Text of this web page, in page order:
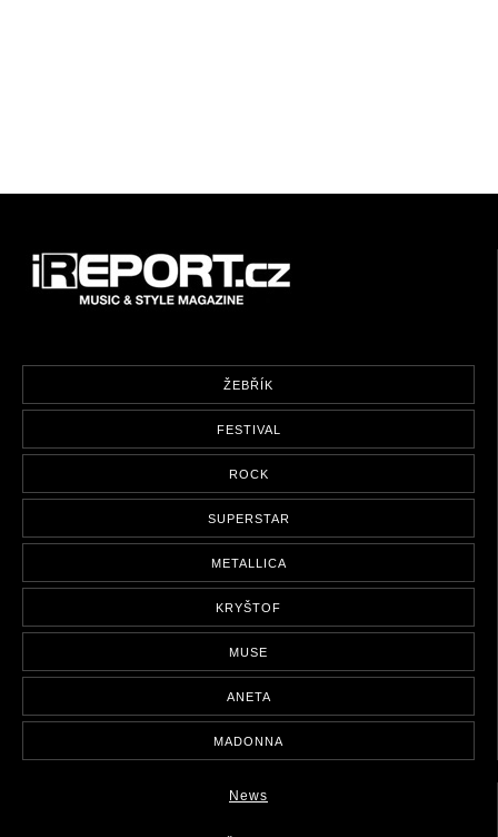
ŽEBŘÍK
FESTIVAL
ROCK
SUPERSTAR
METALLICA
KRYŠTOF
MUSE
ANETA
MADONNA
News